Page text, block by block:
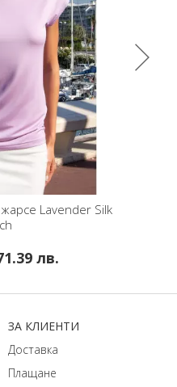
Lavender Silk
лв.
ЗA КЛИЕНТИ
Доставка
Плащане